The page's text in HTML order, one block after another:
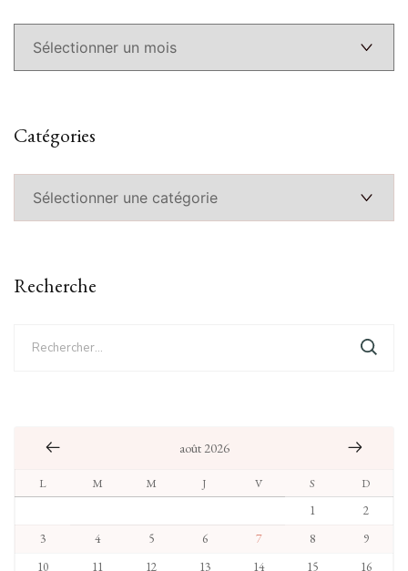
Catégories
Recherche
août 2026
L M M J V S
D
1
2
3
4 5 6 7 8
9
10
11 12 13 14 15 16